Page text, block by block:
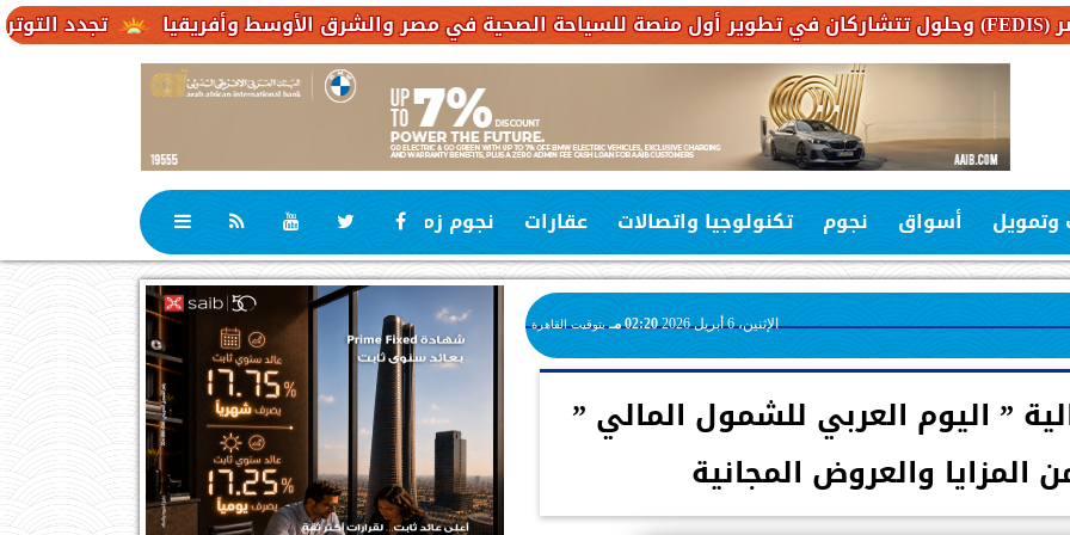
تجدد التوترات يخفض صادرات النفط
وتمويل أسواق نجوم تكنولوجيا واتصالات عقارات نجوم زمان رياضة
الإثنين، 6 أبريل 2026 02:20 مـ بتوقيت القاهرة
” اليوم العربي للشمول المالي ”
المزايا والعروض المجانية